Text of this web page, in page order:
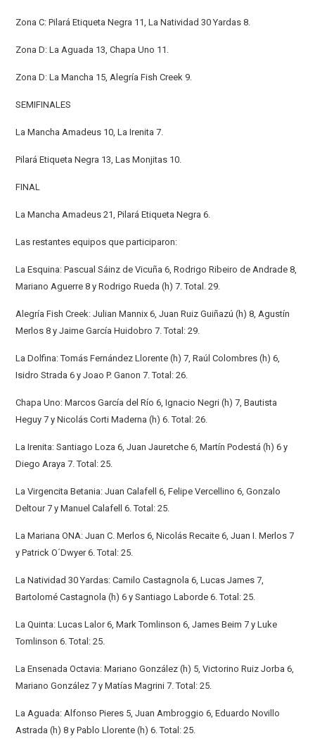
Zona C: Pilará Etiqueta Negra 11, La Natividad 30 Yardas 8.
Zona D: La Aguada 13, Chapa Uno 11.
Zona D: La Mancha 15, Alegría Fish Creek 9.
SEMIFINALES
La Mancha Amadeus 10, La Irenita 7.
Pilará Etiqueta Negra 13, Las Monjitas 10.
FINAL
La Mancha Amadeus 21, Pilará Etiqueta Negra 6.
Las restantes equipos que participaron:
La Esquina: Pascual Sáinz de Vicuña 6, Rodrigo Ribeiro de Andrade 8,
Mariano Aguerre 8 y Rodrigo Rueda (h) 7. Total. 29.
Alegría Fish Creek: Julian Mannix 6, Juan Ruiz Guiñazú (h) 8, Agustín
Merlos 8 y Jaime García Huidobro 7. Total: 29.
La Dolfina: Tomás Fernández Llorente (h) 7, Raúl Colombres (h) 6,
Isidro Strada 6 y Joao P. Ganon 7. Total: 26.
Chapa Uno: Marcos García del Río 6, Ignacio Negri (h) 7, Bautista
Heguy 7 y Nicolás Corti Maderna (h) 6. Total: 26.
La Irenita: Santiago Loza 6, Juan Jauretche 6, Martín Podestá (h) 6 y
Diego Araya 7. Total: 25.
La Virgencita Betania: Juan Calafell 6, Felipe Vercellino 6, Gonzalo
Deltour 7 y Manuel Calafell 6. Total: 25.
La Mariana ONA: Juan C. Merlos 6, Nicolás Recaite 6, Juan I. Merlos 7
y Patrick O´Dwyer 6. Total: 25.
La Natividad 30 Yardas: Camilo Castagnola 6, Lucas James 7,
Bartolomé Castagnola (h) 6 y Santiago Laborde 6. Total: 25.
La Quinta: Lucas Lalor 6, Mark Tomlinson 6, James Beim 7 y Luke
Tomlinson 6. Total: 25.
La Ensenada Octavia: Mariano González (h) 5, Victorino Ruiz Jorba 6,
Mariano González 7 y Matías Magrini 7. Total: 25.
La Aguada: Alfonso Pieres 5, Juan Ambroggio 6, Eduardo Novillo
Astrada (h) 8 y Pablo Llorente (h) 6. Total: 25.